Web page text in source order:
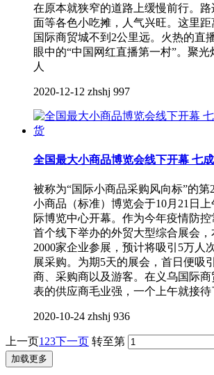
在原本就狭窄的道路上缓慢前行。
面等各色小吃摊，人气兴旺。这里距
国际商贸城不到2公里远。火热的直
眼中的“中国网红直播第一村”。聚
人
2020-12-12 zhshj 997
全国最大小商品博览会线下开幕 七
被称为“国际小商品采购风向标”的第
小商品（标准）博览会于10月21日
际博览中心开幕。作为今年疫情防
首个线下举办的外贸大型综合展会
2000家企业参展，预计将吸引5万人
展采购。为期5天的展会，首日便吸
商、采购商以及游客。在义乌国际
表的供应商毛业强，一个上午就接待
2020-10-24 zhshj 936
上一页1 23下一页 转至第
加载更多